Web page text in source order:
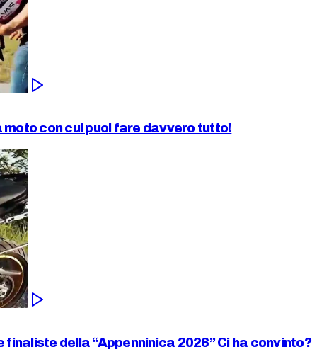
moto con cui puoi fare davvero tutto!
della “Appenninica 2026” Ci ha convinto?